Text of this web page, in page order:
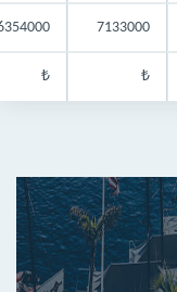
7133000
₺
₺